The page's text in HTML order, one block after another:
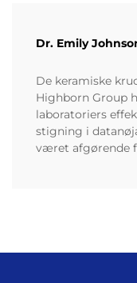
Dr. Emily
De keramiske
Highborn Group
laboratoriers
stigning i
været afgørende